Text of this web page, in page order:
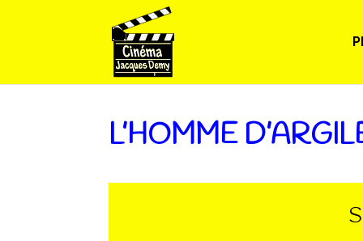
L’HOMME